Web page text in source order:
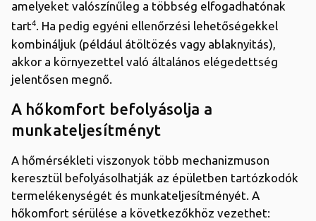
amelyeket valószínűleg a többség elfogadhatónak
tart4
. Ha pedig egyéni ellenőrzési lehetőségekkel
kombináljuk (például átöltözés vagy ablaknyitás),
akkor a környezettel való általános elégedettség
jelentősen megnő.
A hőkomfort befolyásolja a
munkateljesítményt
A hőmérsékleti viszonyok több mechanizmuson
keresztül befolyásolhatják az épületben tartózkodók
termelékenységét és munkateljesítményét. A
hőkomfort sérülése a következőkhöz vezethet: